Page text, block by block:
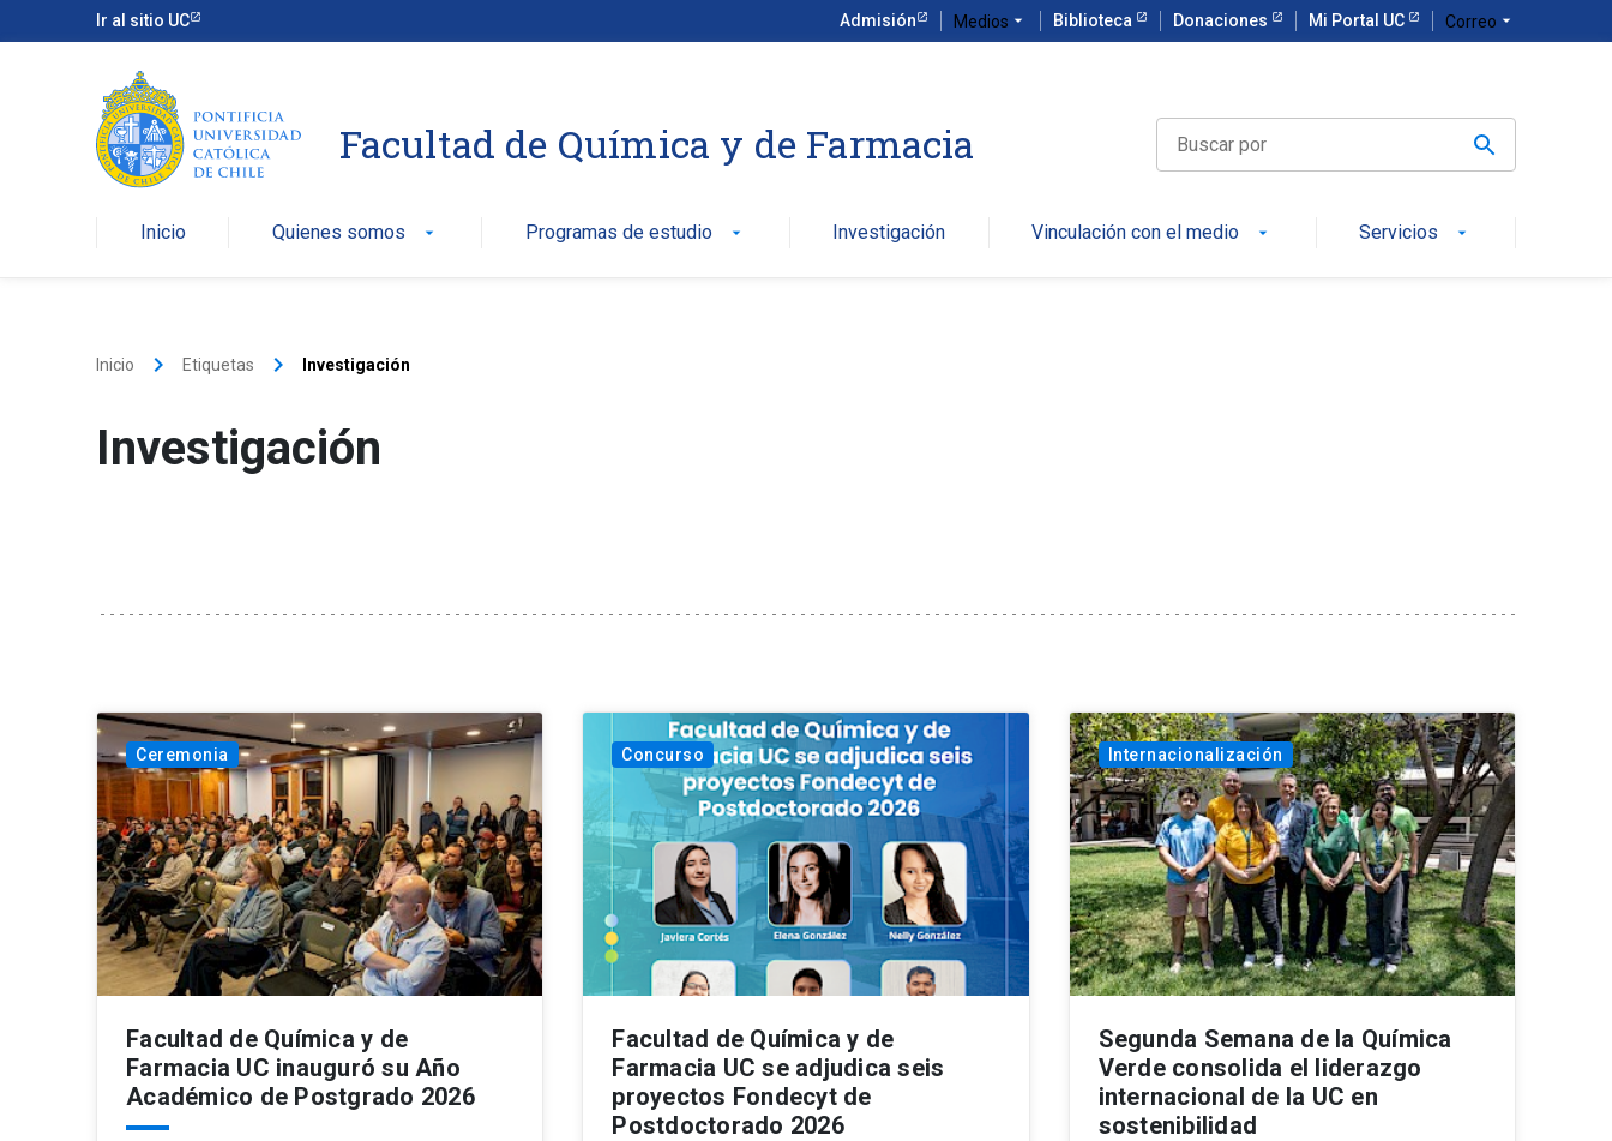
Ir al sitio UC Admisión Medios arrow_drop_down Biblioteca Donaciones Mi Portal UC Correo arrow_drop_down
Facultad de Química y de Farmacia
Inicio Quienes somos arrow_drop_down Programas de estudio arrow_drop_down Investigación Vinculación con el medio arrow_drop_down Servicios arrow_drop_down
Inicio keyboard_arrow_right Etiquetas keyboard_arrow_right Investigación
Investigación
Ceremonia
Facultad de Química y de
Farmacia UC inauguró su Año
Académico de Postgrado 2026
Concurso
Facultad de Química y de
Farmacia UC se adjudica seis
proyectos Fondecyt de
Postdoctorado 2026
Internacionalización
Segunda Semana de la Química
Verde consolida el liderazgo
internacional de la UC en
sostenibilidad